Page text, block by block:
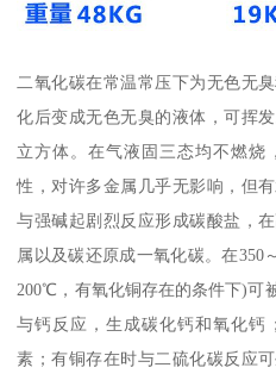
二氧化碳在常温常压下为无色无
化后变成无色无臭的液体，可挥
立方体。在气液固三态均不燃烧
性，对许多金属几乎无影响，但
与强碱起剧烈反应形成碳酸盐，
属以及碳还原成一氧化碳。在
200℃，有氧化铜存在的条件下)可
与钙反应，生成碳化钙和氧化钙
素；有铜存在时与二硫化碳反应